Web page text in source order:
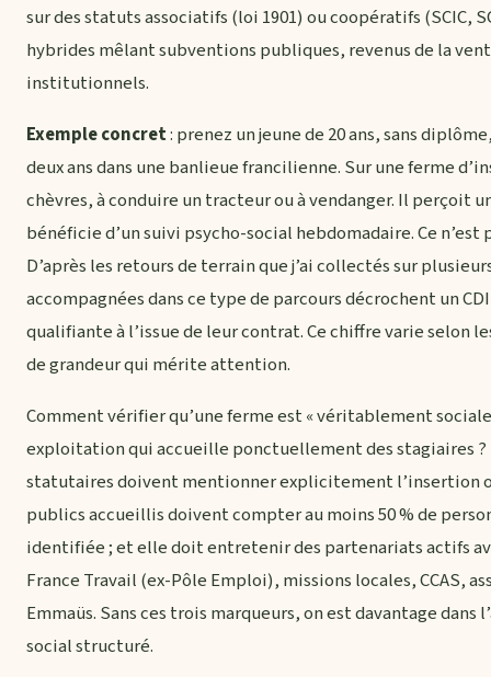
sur des statuts associatifs (loi 1901) ou coopératifs (SCIC,
hybrides mêlant subventions publiques, revenus de la
institutionnels.
Exemple concret: prenez un jeune de 20 ans, sans
deux ans dans une banlieue francilienne. Sur une ferme
chèvres, à conduire un tracteur ou à vendanger. Il perçoit
bénéficie d’un suivi psycho-social hebdomadaire. Ce
D’après les retours de terrain que j’ai collectés sur
accompagnées dans ce type de parcours décrochent un
qualifiante à l’issue de leur contrat. Ce chiffre varie selon
de grandeur qui mérite attention.
Comment vérifier qu’une ferme est « véritablement
exploitation qui accueille ponctuellement des stagiaires ?
statutaires doivent mentionner explicitement l’insertion
publics accueillis doivent compter au moins 50 % de
identifiée ; et elle doit entretenir des partenariats actifs
France Travail (ex-Pôle Emploi), missions locales, CCAS,
Emmaüs. Sans ces trois marqueurs, on est davantage
social structuré.